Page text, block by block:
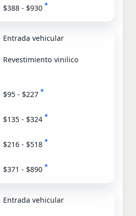
$388 - $930 *
Entrada vehicular
Revestimiento vinilico
$95 - $227 *
$135 - $324 *
$216 - $518 *
$371 - $890 *
Entrada vehicular